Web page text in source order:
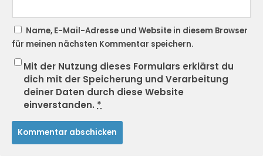
Name, E-Mail-Adresse und Website in diesem Browser
für meinen nächsten Kommentar speichern.
Mit der Nutzung dieses Formulars erklärst du
dich mit der Speicherung und Verarbeitung
deiner Daten durch diese Website
einverstanden. *